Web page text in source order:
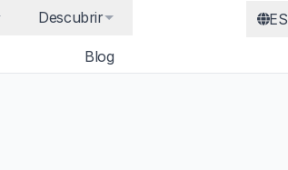
Descubrir
Blog
ES